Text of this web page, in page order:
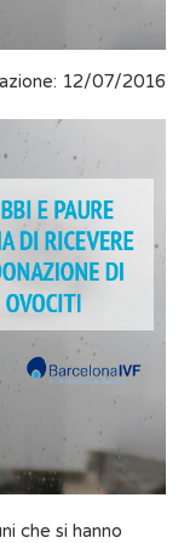
12/07/2016
che si hanno